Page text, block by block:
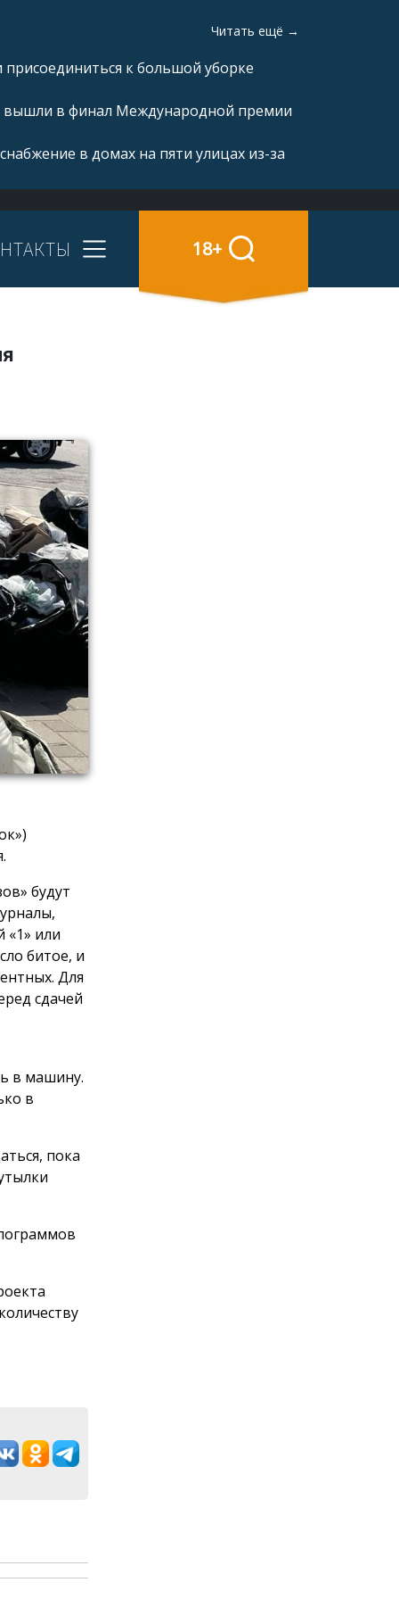
Читать ещё →
к большой уборке
вышли в финал Международной премии
в домах на пяти улицах из-за
18+
будут
«1» или
битое, и
Для
сдачей
в машину.
в
пока